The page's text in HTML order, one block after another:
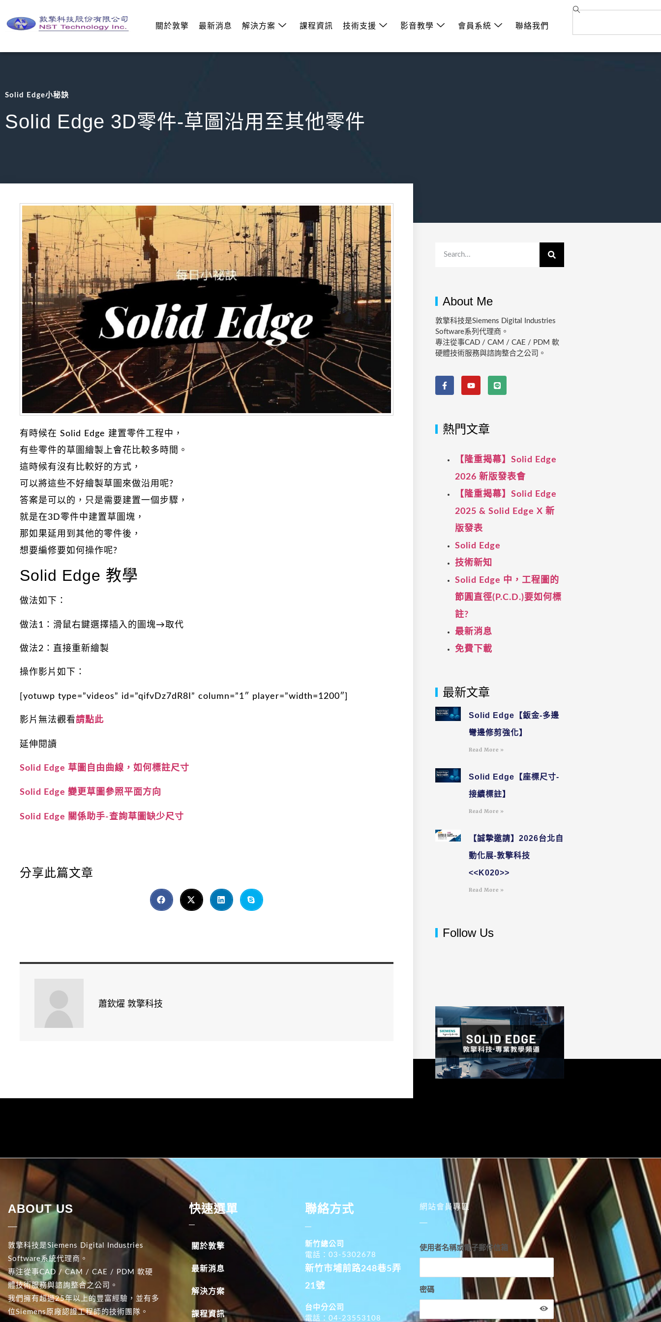
關於敦擎 最新消息 解決方案 課程資訊 技術支援 影音教學 會員系統 聯絡我們
Solid Edge小秘訣
Solid Edge 3D零件-草圖沿用至其他零件
有時候在 Solid Edge 建置零件工程中，
有些零件的草圖繪製上會花比較多時間。
這時候有沒有比較好的方式，
可以將這些不好繪製草圖來做沿用呢?
答案是可以的，只是需要建置一個步驟，
就是在3D零件中建置草圖塊，
那如果延用到其他的零件後，
想要編修要如何操作呢?
Solid Edge 教學
做法如下：
做法1：滑鼠右鍵選擇插入的圖塊→取代
做法2：直接重新繪製
操作影片如下：
[yotuwp type=”videos” id=”qifvDz7dR8I” column=”1″ player=”width=1200″]
影片無法觀看請點此
延伸閱讀
Solid Edge 草圖自由曲線，如何標註尺寸
Solid Edge 變更草圖參照平面方向
Solid Edge 關係助手-查詢草圖缺少尺寸
分享此篇文章
蕭欽燿 敦擎科技
About Me
敦擎科技是Siemens Digital Industries
Software系列代理商。
專注從事CAD / CAM / CAE / PDM 軟
硬體技術服務與諮詢整合之公司。
熱門文章
【隆重揭幕】Solid Edge
2026 新版發表會
【隆重揭幕】Solid Edge
2025 & Solid Edge X 新
版發表
Solid Edge
技術新知
Solid Edge 中，工程圖的
節圓直徑(P.C.D.)要如何標
註?
最新消息
免費下載
最新文章
Solid Edge【鈑金-多邊
彎邊修剪強化】
Read More »
Solid Edge【座標尺寸-
接續標註】
Read More »
【誠摯邀請】2026台北自
動化展-敦擎科技
<<K020>>
Read More »
Follow Us
ABOUT US
敦擎科技是Siemens Digital Industries
Software系統代理商。
專注從事CAD / CAM / CAE / PDM 軟硬
體技術服務與諮詢整合之公司。
我們擁有超過25年以上的豐富經驗，並有多
位Siemens原廠認證工程師的技術團隊。
快速選單
關於敦擎
最新消息
解決方案
課程資訊
聯絡方式
新竹總公司
電話：03-5302678
新竹市埔前路248巷5弄
21號
台中分公司
電話：04-23553108
網站會員專區
使用者名稱或電子郵件信箱
密碼